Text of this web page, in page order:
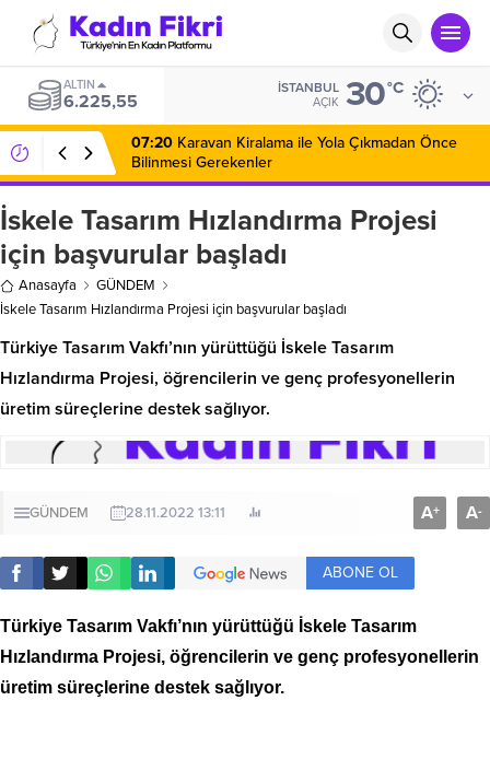
ALTIN
6.225,55
İSTANBUL
AÇIK 30°C
07:20 Karavan Kiralama ile Yola Çıkmadan Önce
Bilinmesi Gerekenler
İskele Tasarım Hızlandırma Projesi
için başvurular başladı
Anasayfa
GÜNDEM
İskele Tasarım Hızlandırma Projesi için başvurular başladı
Türkiye Tasarım Vakfı’nın yürüttüğü İskele Tasarım
Hızlandırma Projesi, öğrencilerin ve genç profesyonellerin
üretim süreçlerine destek sağlıyor.
GÜNDEM 28.11.2022 13:11 A+ A-
ABONE OL
Türkiye Tasarım Vakfı’nın yürüttüğü İskele Tasarım
Hızlandırma Projesi, öğrencilerin ve genç profesyonellerin
üretim süreçlerine destek sağlıyor.